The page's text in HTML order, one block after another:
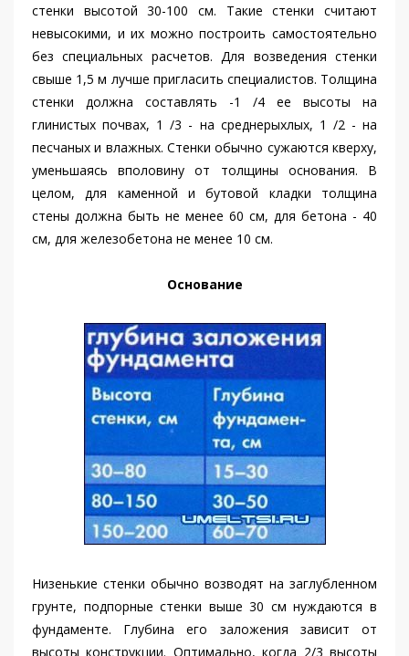
стенки высотой 30-100 см. Такие стенки считают
невысокими, и их можно построить самостоятельно
без специальных расчетов. Для возведения стенки
свыше 1,5 м лучше пригласить специалистов. Толщина
стенки должна составлять -1 /4 ее высоты на
глинистых почвах, 1 /3 - на среднерыхлых, 1 /2 - на
песчаных и влажных. Стенки обычно сужаются кверху,
уменьшаясь вполовину от толщины основания. В
целом, для каменной и бутовой кладки толщина
стены должна быть не менее 60 см, для бетона - 40
см, для железобетона не менее 10 см.
Основание
Низенькие стенки обычно возводят на заглубленном
грунте, подпорные стенки выше 30 см нуждаются в
фундаменте. Глубина его заложения зависит от
высоты конструкции. Оптимально, когда 2/3 высоты